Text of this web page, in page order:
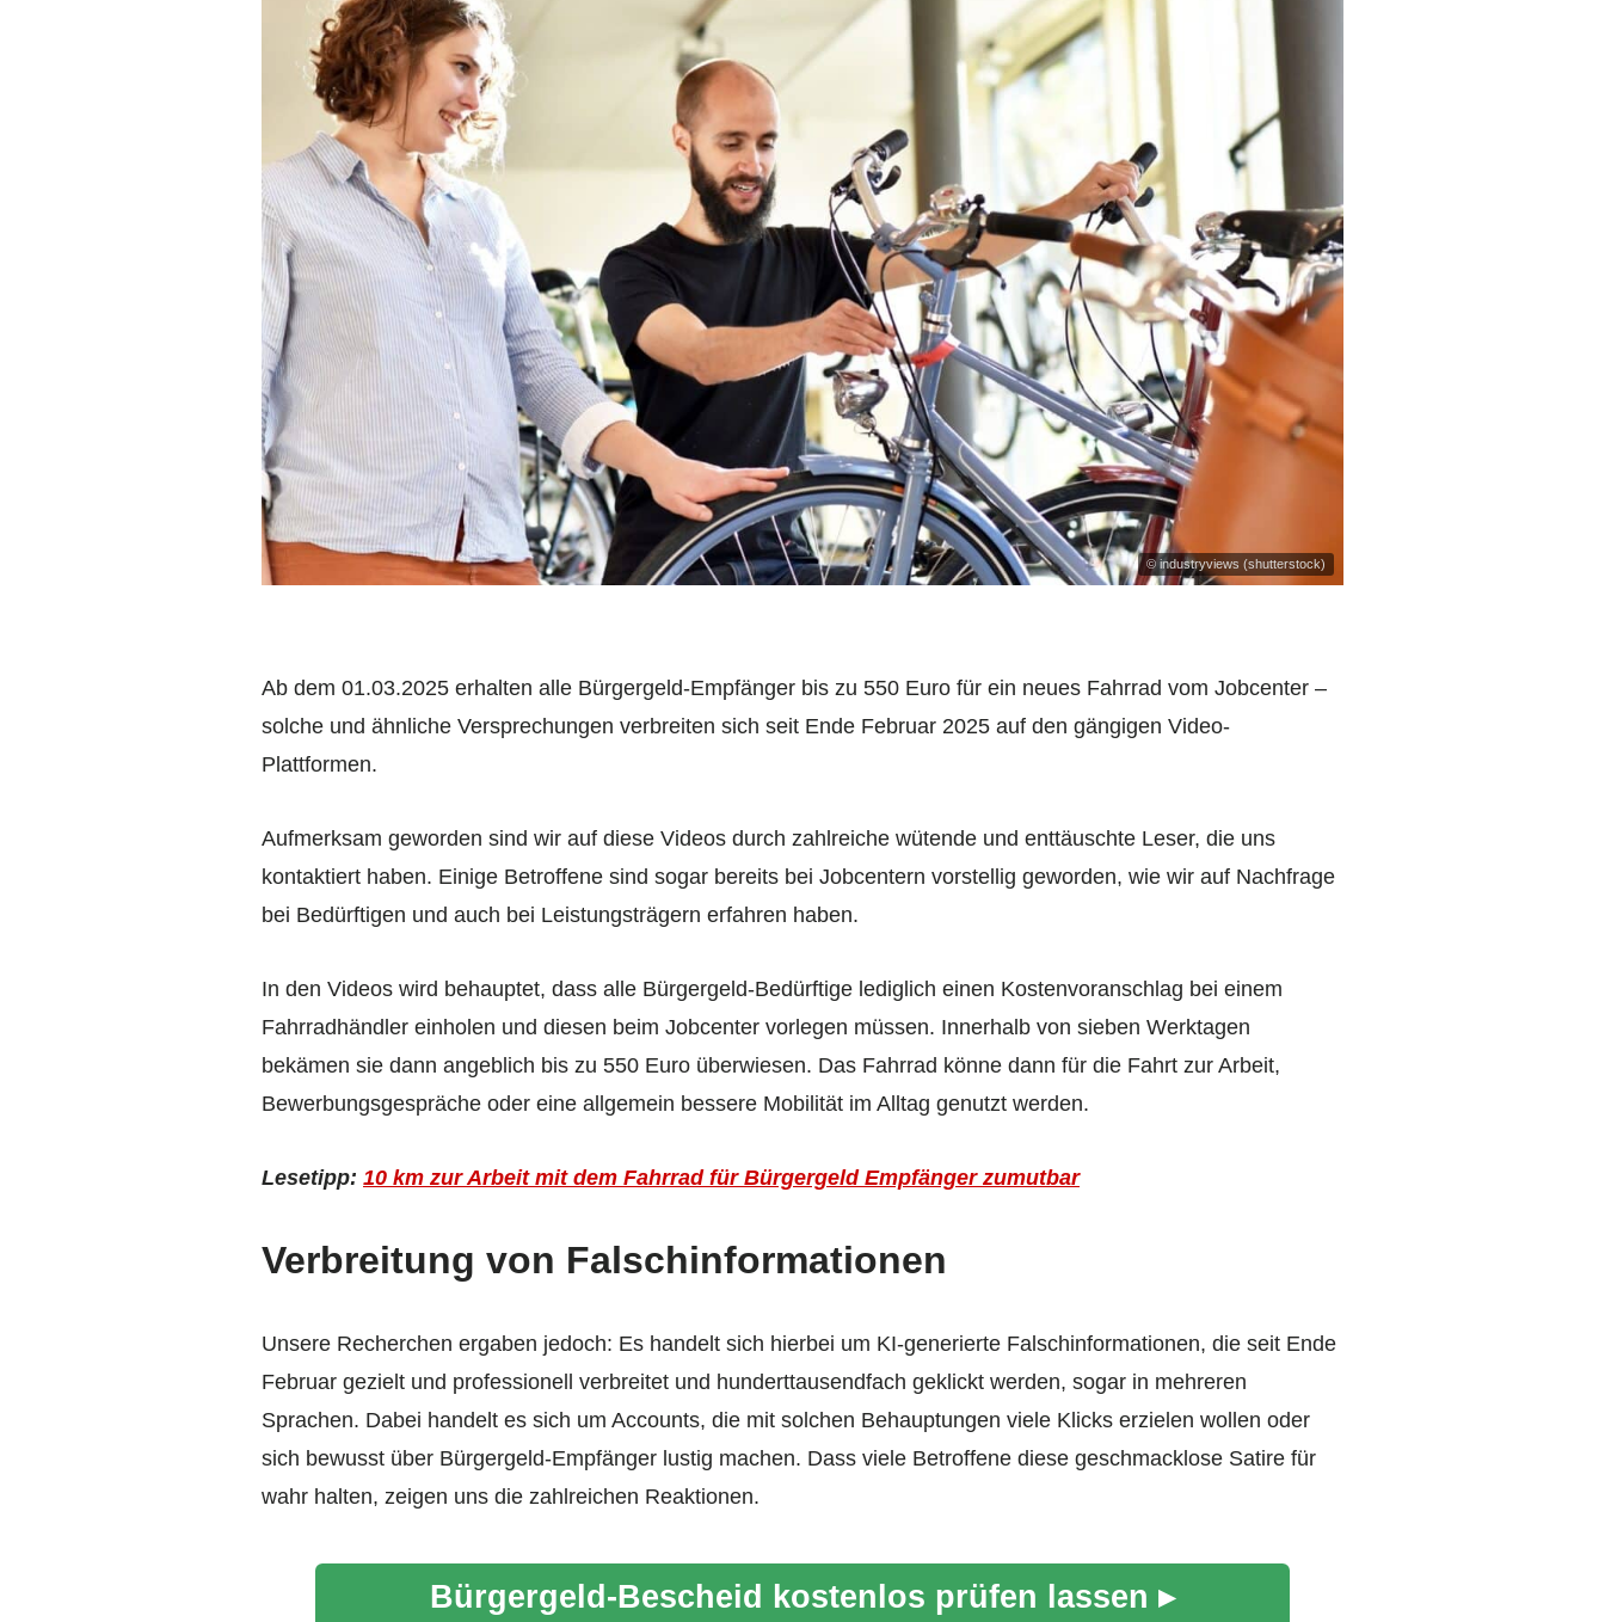
© industryviews (shutterstock)
Ab dem 01.03.2025 erhalten alle Bürgergeld-Empfänger bis zu 550 Euro für ein neues Fahrrad vom Jobcenter –
solche und ähnliche Versprechungen verbreiten sich seit Ende Februar 2025 auf den gängigen Video-
Plattformen.
Aufmerksam geworden sind wir auf diese Videos durch zahlreiche wütende und enttäuschte Leser, die uns
kontaktiert haben. Einige Betroffene sind sogar bereits bei Jobcentern vorstellig geworden, wie wir auf Nachfrage
bei Bedürftigen und auch bei Leistungsträgern erfahren haben.
In den Videos wird behauptet, dass alle Bürgergeld-Bedürftige lediglich einen Kostenvoranschlag bei einem
Fahrradhändler einholen und diesen beim Jobcenter vorlegen müssen. Innerhalb von sieben Werktagen
bekämen sie dann angeblich bis zu 550 Euro überwiesen. Das Fahrrad könne dann für die Fahrt zur Arbeit,
Bewerbungsgespräche oder eine allgemein bessere Mobilität im Alltag genutzt werden.
Lesetipp: 10 km zur Arbeit mit dem Fahrrad für Bürgergeld Empfänger zumutbar
Verbreitung von Falschinformationen
Unsere Recherchen ergaben jedoch: Es handelt sich hierbei um KI-generierte Falschinformationen, die seit Ende
Februar gezielt und professionell verbreitet und hunderttausendfach geklickt werden, sogar in mehreren
Sprachen. Dabei handelt es sich um Accounts, die mit solchen Behauptungen viele Klicks erzielen wollen oder
sich bewusst über Bürgergeld-Empfänger lustig machen. Dass viele Betroffene diese geschmacklose Satire für
wahr halten, zeigen uns die zahlreichen Reaktionen.
Bürgergeld-Bescheid kostenlos prüfen lassen ▸